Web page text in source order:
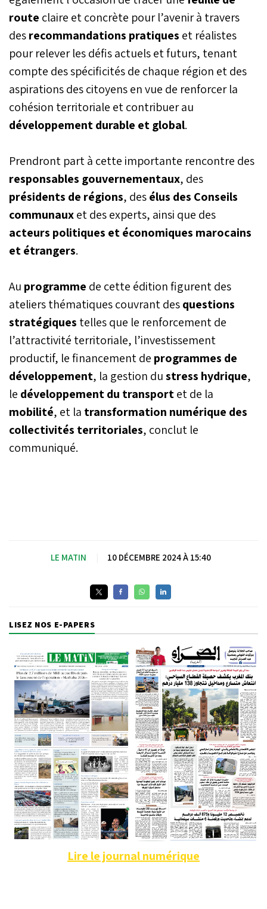
l’attractivité. Pour gagner
le pari, les solutions
doivent être adaptées à
chaque région selon ses
spécificités. Selon les
experts de nombreux
organismes nationaux,
une politique de
développement régional
conduira à des résultats
route claire et concrète pour l’avenir à travers
desrecommandations pratiques et réalistes
pour relever les défis actuels et futurs, tenant
compte des spécificités de chaque région et des
aspirations des citoyens en vue de renforcer la
cohésion territoriale et contribuer au
développement durable et global.
Prendront part à cette importante rencontre des
responsables gouvernementaux, des
présidents de régions, desélus des Conseils
communauxet des experts, ainsi que des
acteurs politiques et économiques marocains
et étrangers.
Au programme de cette édition figurent des
ateliers thématiques couvrant desquestions
stratégiques telles que le renforcement de
l’attractivité territoriale, l’investissement
productif, le financement de programmes de
développement, la gestion dustress hydrique,
le développement du transportet de la
mobilité, et la transformation numérique des
collectivités territoriales, conclut le
communiqué.
LE MATIN 10 DÉCEMBRE 2024 À 15:40
LISEZ NOS E-PAPERS
Lire le journal numérique